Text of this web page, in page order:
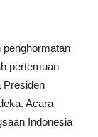
penghormatan
pertemuan
Presiden
Acara
Indonesia